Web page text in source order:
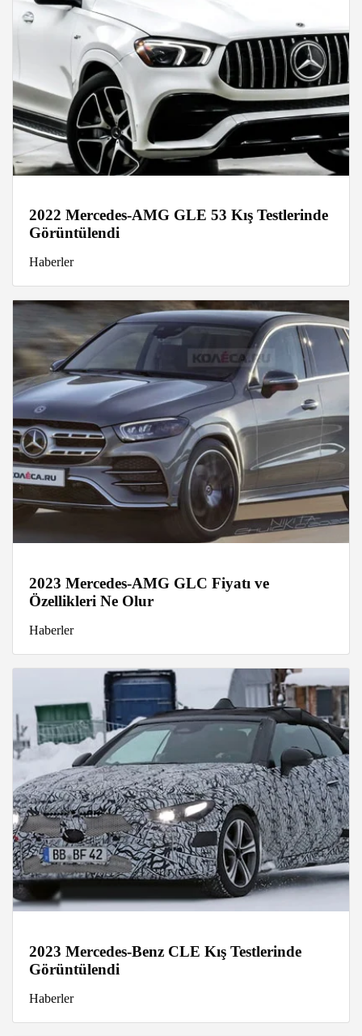
2022 Mercedes-AMG GLE 53 Kış Testlerinde
Görüntülendi
Haberler
2023 Mercedes-AMG GLC Fiyatı ve
Özellikleri Ne Olur
Haberler
2023 Mercedes-Benz CLE Kış Testlerinde
Görüntülendi
Haberler